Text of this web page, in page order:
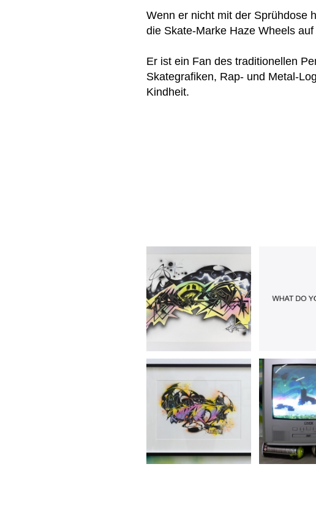
Wenn er nicht mit der Sprühdose
die Skate-Marke Haze Wheels
Er ist ein Fan des traditionellen
Skategrafiken, Rap- und Metal-
Kindheit.